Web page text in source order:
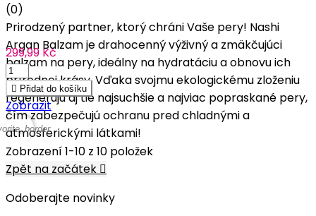
(0)
Prirodzený partner, ktorý chráni Vaše pery! Nashi
Argan Balzam je drahocenný výživný a zmäkčujúci
balzam na pery, ideálny na hydratáciu a obnovu ich
prírodnej krásy. Vďaka svojmu ekologickému zloženiu
regenerujú aj tie najsuchšie a najviac popraskané pery,
čím zabezpečujú ochranu pred chladnými a
atmosferickými látkami!
299,99 Kč
 Přidat do košíku
Zobrazit
Zobrazení 1-10 z 10 položek
Zpět na začátek 
Odoberajte novinky